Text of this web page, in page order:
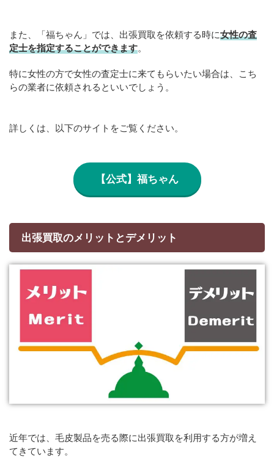
また、「福ちゃん」では、出張買取を依頼する時に女性の査
定士を指定することができます。
特に女性の方で女性の査定士に来てもらいたい場合は、こち
らの業者に依頼されるといいでしょう。
詳しくは、以下のサイトをご覧ください。
【公式】福ちゃん
出張買取のメリットとデメリット
近年では、毛皮製品を売る際に出張買取を利用する方が増え
てきています。